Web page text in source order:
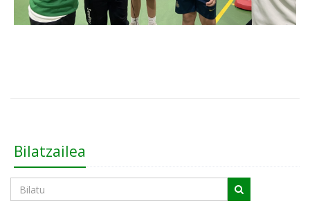
Bilatzailea